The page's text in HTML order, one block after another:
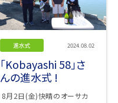
進水式 2024.08.02
「Kobayashi 58」さ
んの進水式 !
8月2日(金)快晴のオーサカ